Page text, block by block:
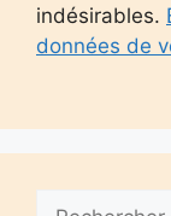
indésirables.
données de